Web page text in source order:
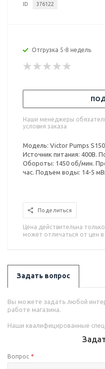
ID 376122
Отгрузка 5-8 недель
Наши менеджеры
условия заказа
Модель: Victor Pumps
Источник питания: 400В.
Обороты: 1450 об/мин.
час. Подъем воды: 14-5
Поделиться
Цена действительна
может отличаться от цен
Задать вопрос
Вы можете задать любой
работе магазина.
Наши квалифицированные
Вопрос *